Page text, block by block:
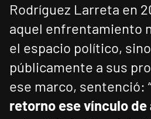
Rodríguez Larreta en
aquel enfrentamiento
el espacio político,
públicamente a sus
ese marco, sentenció: “
retorno ese vínculo